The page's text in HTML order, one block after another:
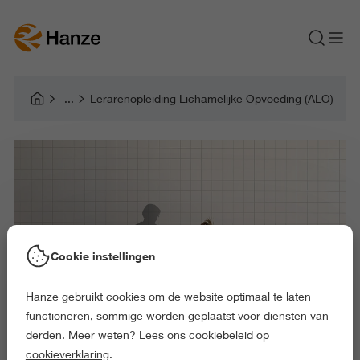
Lerarenopleiding Lichamelijke Opvoeding (ALO)
Cookie instellingen
Hanze gebruikt cookies om de website optimaal te laten
functioneren, sommige worden geplaatst voor diensten van
derden. Meer weten? Lees ons cookiebeleid op
cookieverklaring.